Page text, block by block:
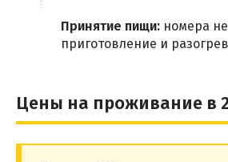
Принятие пищи: номера
приготовление и
Цены на проживание в